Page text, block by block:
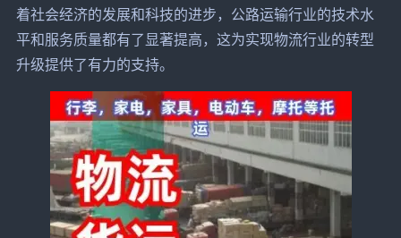
着社会经济的发展和科技的进步，公路运输行业的技术水
平和服务质量都有了显著提高，这为实现物流行业的转型
升级提供了有力的支持。